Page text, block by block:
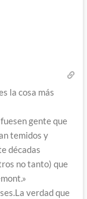
la cosa más
gente que
temidos y
décadas
no tanto) que
verdad que